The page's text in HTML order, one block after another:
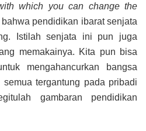
which you can change the
pendidikan ibarat senjata
Istilah senjata ini pun juga
memakainya. Kita pun bisa
mengahancurkan bangsa
semua tergantung pada pribadi
gambaran pendidikan